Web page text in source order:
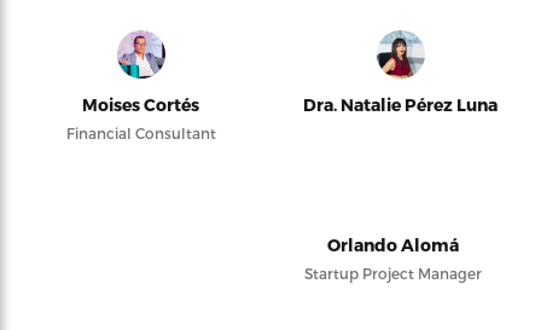
Moises Cortés
Financial Consultant
Dra. Natalie Pérez Luna
Orlando Alomá
Startup Project Manager